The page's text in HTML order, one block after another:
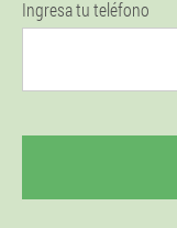
Ingresa tu teléfono